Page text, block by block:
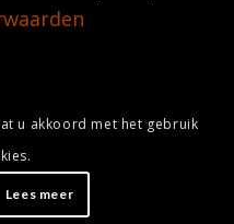
u akkoord met het gebruik
Lees meer